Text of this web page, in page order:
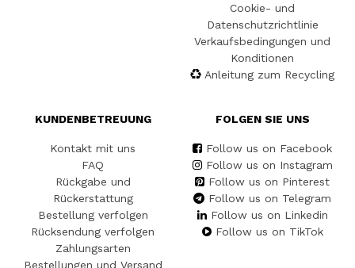
Cookie- und
Datenschutzrichtlinie
Verkaufsbedingungen und
Konditionen
Anleitung zum Recycling
KUNDENBETREUUNG
Kontakt mit uns
FAQ
Rückgabe und
Rückerstattung
Bestellung verfolgen
Rücksendung verfolgen
Zahlungsarten
Bestellungen und Versand
FOLGEN SIE UNS
Follow us on Facebook
Follow us on Instagram
Follow us on Pinterest
Follow us on Telegram
Follow us on Linkedin
Follow us on TikTok